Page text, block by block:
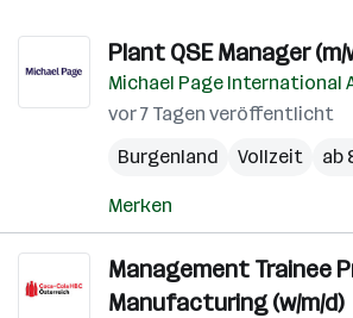
Plant QSE Manager (m/
Michael Page International
vor 7 Tagen veröffentlicht
Burgenland
Vollzeit ab
Merken
Management Trainee
Manufacturing (w/m/d)